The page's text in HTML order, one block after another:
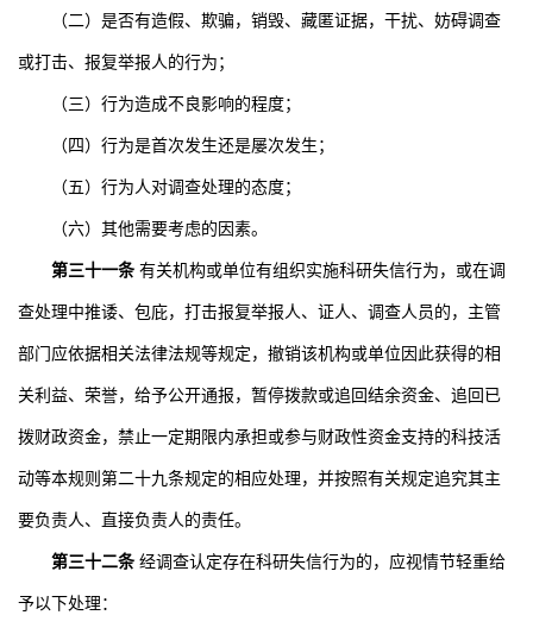
（二）是否有造假、欺骗，销毁、藏匿证据，干扰、妨碍调查
或打击、报复举报人的行为；
（三）行为造成不良影响的程度；
（四）行为是首次发生还是屡次发生；
（五）行为人对调查处理的态度；
（六）其他需要考虑的因素。
第三十一条 有关机构或单位有组织实施科研失信行为，或在调
查处理中推诿、包庇，打击报复举报人、证人、调查人员的，主管
部门应依据相关法律法规等规定，撤销该机构或单位因此获得的相
关利益、荣誉，给予公开通报，暂停拨款或追回结余资金、追回已
拨财政资金，禁止一定期限内承担或参与财政性资金支持的科技活
动等本规则第二十九条规定的相应处理，并按照有关规定追究其主
要负责人、直接负责人的责任。
第三十二条 经调查认定存在科研失信行为的，应视情节轻重给
予以下处理：